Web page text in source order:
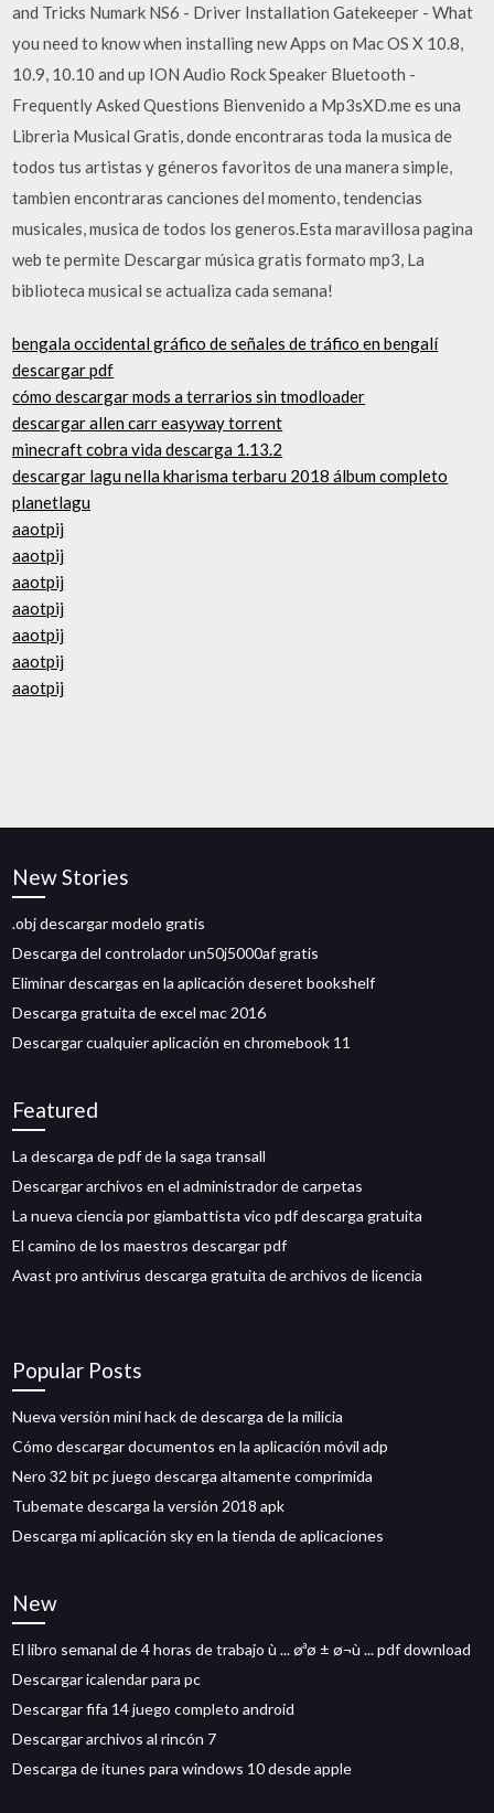
and Tricks Numark NS6 - Driver Installation Gatekeeper - What
you need to know when installing new Apps on Mac OS X 10.8,
10.9, 10.10 and up ION Audio Rock Speaker Bluetooth -
Frequently Asked Questions Bienvenido a Mp3sXD.me es una
Libreria Musical Gratis, donde encontraras toda la musica de
todos tus artistas y géneros favoritos de una manera simple,
tambien encontraras canciones del momento, tendencias
musicales, musica de todos los generos.Esta maravillosa pagina
web te permite Descargar música gratis formato mp3, La
biblioteca musical se actualiza cada semana!
bengala occidental gráfico de señales de tráfico en bengalí
descargar pdf
cómo descargar mods a terrarios sin tmodloader
descargar allen carr easyway torrent
minecraft cobra vida descarga 1.13.2
descargar lagu nella kharisma terbaru 2018 álbum completo
planetlagu
aaotpij
aaotpij
aaotpij
aaotpij
aaotpij
aaotpij
aaotpij
New Stories
.obj descargar modelo gratis
Descarga del controlador un50j5000af gratis
Eliminar descargas en la aplicación deseret bookshelf
Descarga gratuita de excel mac 2016
Descargar cualquier aplicación en chromebook 11
Featured
La descarga de pdf de la saga transall
Descargar archivos en el administrador de carpetas
La nueva ciencia por giambattista vico pdf descarga gratuita
El camino de los maestros descargar pdf
Avast pro antivirus descarga gratuita de archivos de licencia
Popular Posts
Nueva versión mini hack de descarga de la milicia
Cómo descargar documentos en la aplicación móvil adp
Nero 32 bit pc juego descarga altamente comprimida
Tubemate descarga la versión 2018 apk
Descarga mi aplicación sky en la tienda de aplicaciones
New
El libro semanal de 4 horas de trabajo ù ... øªø ± ø¬ù ... pdf download
Descargar icalendar para pc
Descargar fifa 14 juego completo android
Descargar archivos al rincón 7
Descarga de itunes para windows 10 desde apple